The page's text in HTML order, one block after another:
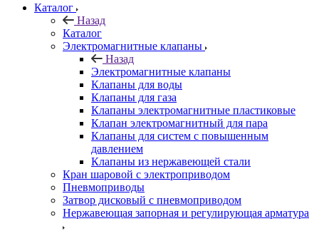
Каталог
Назад
Каталог
Электромагнитные клапаны
Назад
Электромагнитные клапаны
Клапаны для воды
Клапаны для газа
Клапаны электромагнитные пластиковые
Клапан электромагнитный для пара
Клапаны для систем с повышенным
давлением
Клапаны из нержавеющей стали
Кран шаровой с электроприводом
Пневмоприводы
Затвор дисковый с пневмоприводом
Нержавеющая запорная и регулирующая арматура